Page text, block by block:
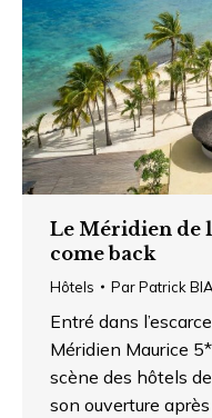
Le Méridien de
come back
Hôtels ParPatrick
Entré dans
Méridien Maurice
scène des hôtels
son ouverture